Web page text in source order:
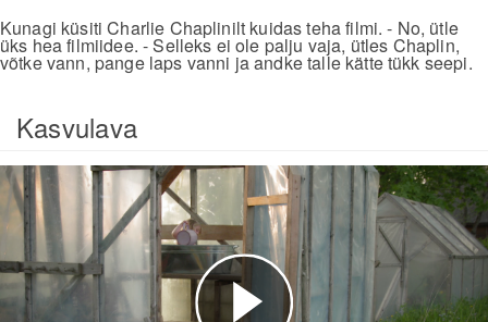
Kunagi küsiti Charlie Chaplinilt kuidas teha filmi. - No, ütle
üks hea filmiidee. - Selleks ei ole palju vaja, ütles Chaplin,
võtke vann, pange laps vanni ja andke talle kätte tükk seepi.
Kasvulava
Esita